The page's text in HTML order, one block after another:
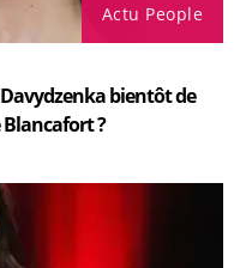
Actu People
bientôt de
?